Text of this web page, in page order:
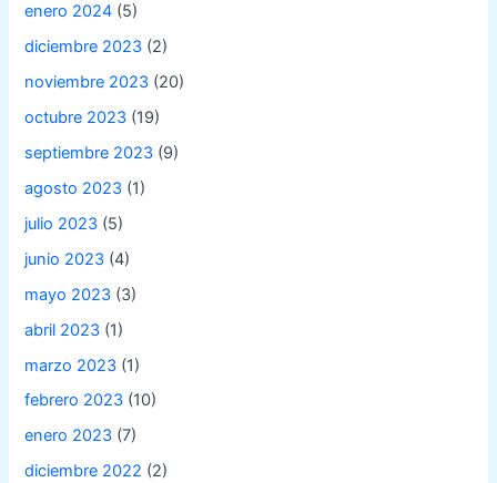
enero 2024 (5)
diciembre 2023 (2)
noviembre 2023 (20)
octubre 2023 (19)
septiembre 2023 (9)
agosto 2023 (1)
julio 2023 (5)
junio 2023 (4)
mayo 2023 (3)
abril 2023 (1)
marzo 2023 (1)
febrero 2023 (10)
enero 2023 (7)
diciembre 2022 (2)